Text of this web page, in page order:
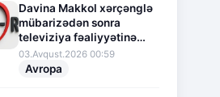
Davina Makkol xərçənglə
mübarizədən sonra
televiziya fəaliyyətinə
fasilə verir
03.Avqust.2026 00:59
Avropa